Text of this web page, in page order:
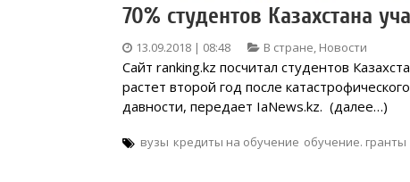
70% студентов Казахстана
13.09.2018 | 08:48 В стране, Новости
Сайт ranking.kz посчитал студентов
растет второй год после
давности, передает IaNews.kz. (далее…)
вузы кредиты на обучение обучение. гранты